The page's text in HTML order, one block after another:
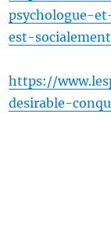
psychologue-
est-
https://
desirable-